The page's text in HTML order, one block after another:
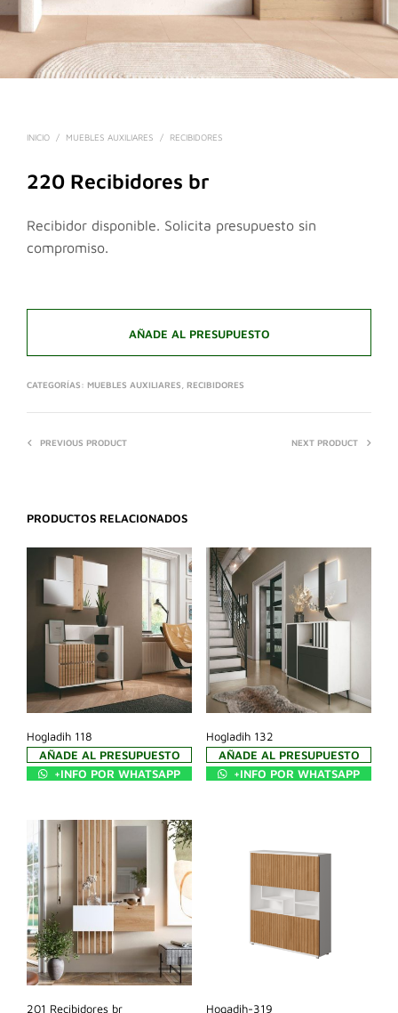
INICIO / MUEBLES AUXILIARES / RECIBIDORES
220 Recibidores br
Recibidor disponible. Solicita presupuesto sin
compromiso.
AÑADE AL PRESUPUESTO
CATEGORÍAS: MUEBLES AUXILIARES RECIBIDORES
PREVIOUS PRODUCT NEXT PRODUCT
PRODUCTOS RELACIONADOS
Hogladih 118
AÑADE AL PRESUPUESTO
+INFO POR WHATSAPP
Hogladih 132
AÑADE AL PRESUPUESTO
+INFO POR WHATSAPP
201 Recibidores br
Hogadih-319